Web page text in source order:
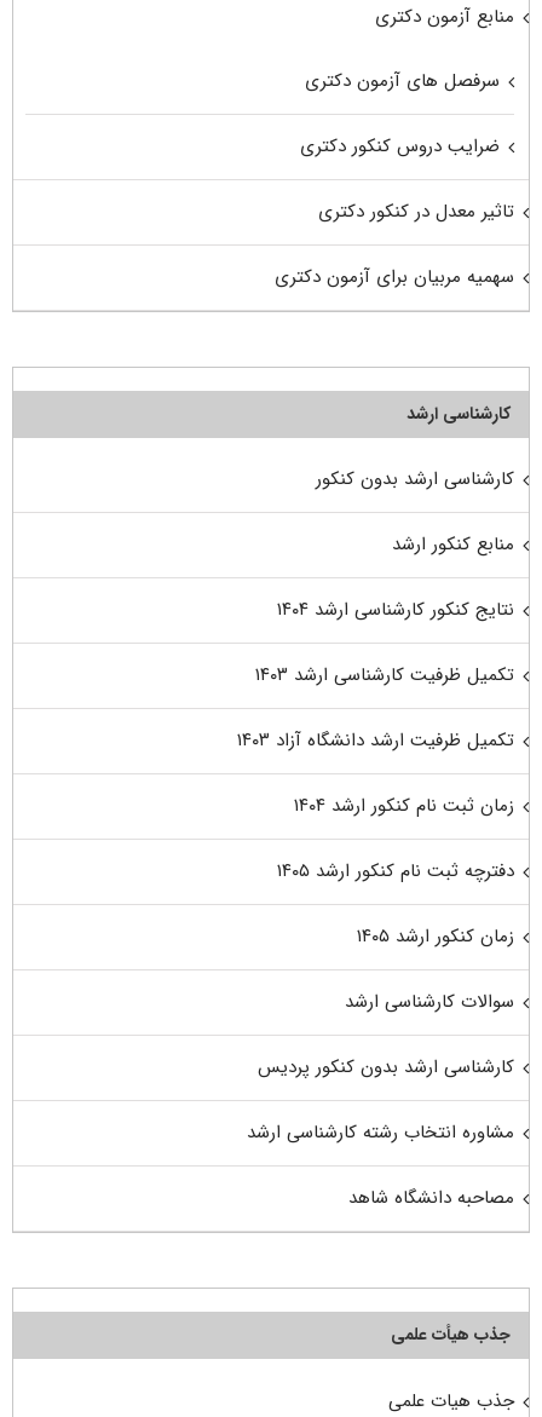
منابع آزمون دکتری
سرفصل های آزمون دکتری
ضرایب دروس کنکور دکتری
تاثیر معدل در کنکور دکتری
سهمیه مربیان برای آزمون دکتری
کارشناسی ارشد
کارشناسی ارشد بدون کنکور
منابع کنکور ارشد
نتایج کنکور کارشناسی ارشد ۱۴۰۴
تکمیل ظرفیت کارشناسی ارشد ۱۴۰۳
تکمیل ظرفیت ارشد دانشگاه آزاد ۱۴۰۳
زمان ثبت نام کنکور ارشد ۱۴۰۴
دفترچه ثبت نام کنکور ارشد ۱۴۰۵
زمان کنکور ارشد ۱۴۰۵
سوالات کارشناسی ارشد
کارشناسی ارشد بدون کنکور پردیس
مشاوره انتخاب رشته کارشناسی ارشد
مصاحبه دانشگاه شاهد
جذب هیأت علمی
جذب هیات علمی